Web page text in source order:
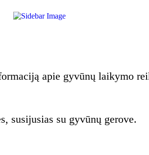
apie gyvūnų laikymo
susijusias su gyvūnų gerove.